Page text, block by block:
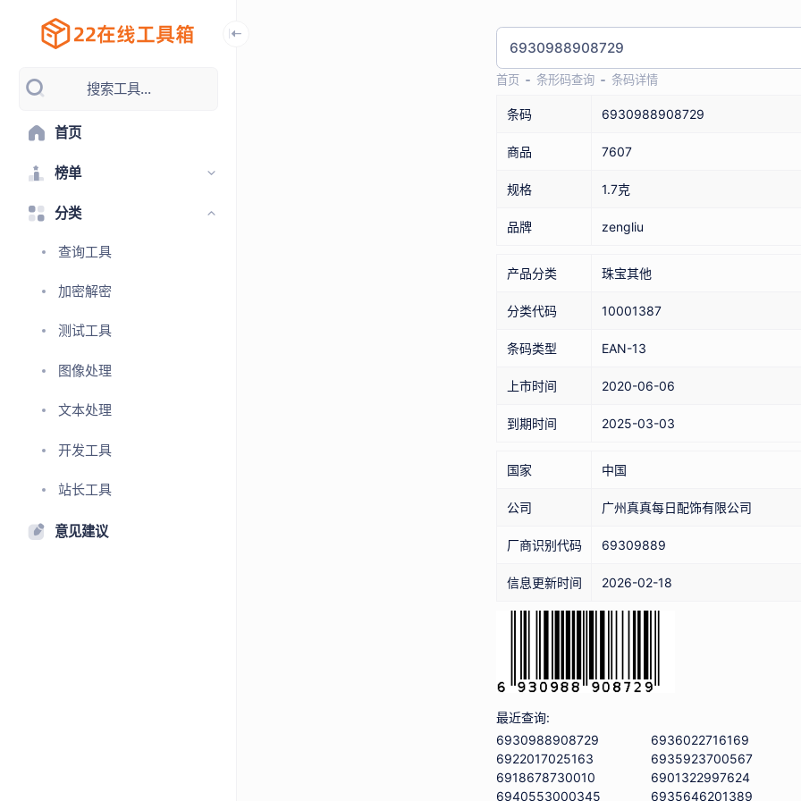
搜索工具...
首页
榜单
分类
查询工具
加密解密
测试工具
图像处理
文本处理
开发工具
站长工具
意见建议
首页 条形码查询 条码详情
条码 6930988908729
商品 7607
规格 1.7克
品牌 zengliu
产品分类 珠宝其他
分类代码 10001387
条码类型 EAN-13
上市时间 2020-06-06
到期时间 2025-03-03
国家 中国
公司 广州真真每日配饰有限公司
厂商识别代码 69309889
信息更新时间 2026-02-18
最近查询:
6930988908729
6936022716169
6922017025163
6935923700567
6918678730010
6901322997624
6940553000345
6935646201389